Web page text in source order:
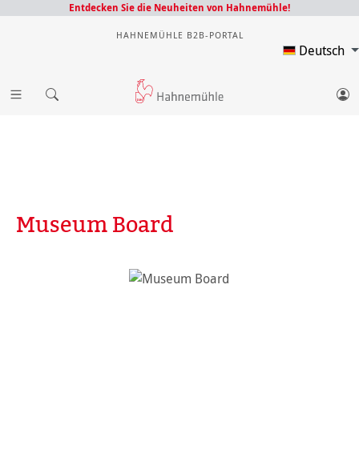
Entdecken Sie die Neuheiten von Hahnemühle!
HAHNEMÜHLE B2B-PORTAL
Deutsch
Museum Board
Bildergalerie überspringen